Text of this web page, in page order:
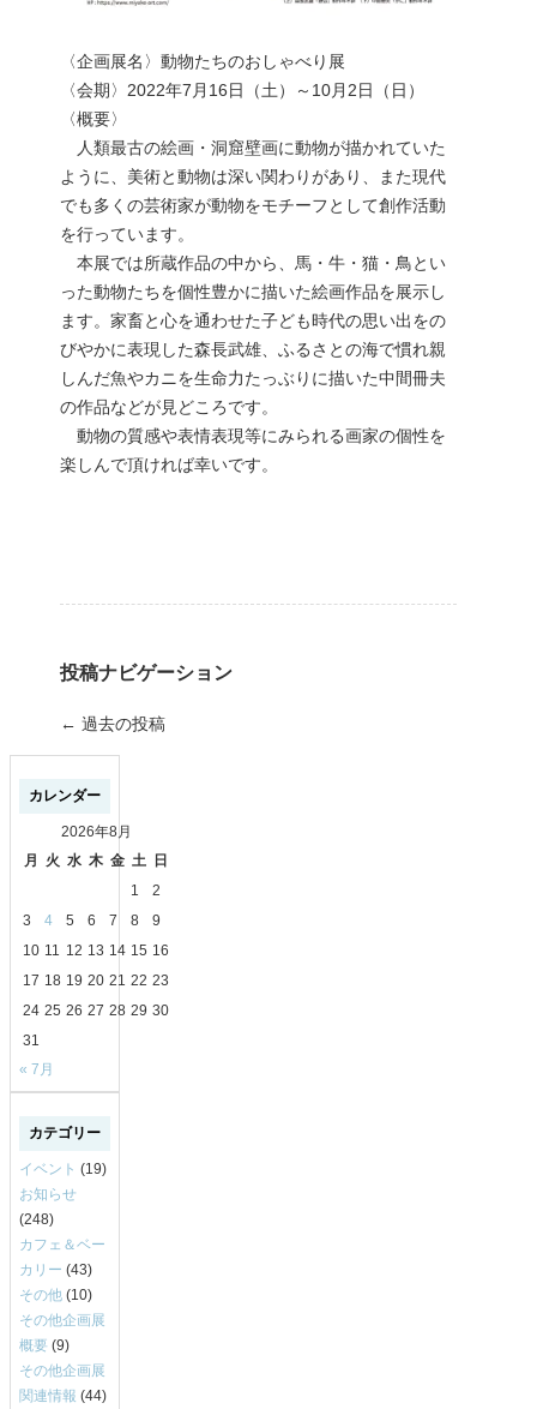
〈企画展名〉動物たちのおしゃべり展
〈会期〉2022年7月16日（土）～10月2日（日）
〈概要〉
人類最古の絵画・洞窟壁画に動物が描かれていた
ように、美術と動物は深い関わりがあり、また現代
でも多くの芸術家が動物をモチーフとして創作活動
を行っています。
本展では所蔵作品の中から、馬・牛・猫・鳥とい
った動物たちを個性豊かに描いた絵画作品を展示し
ます。家畜と心を通わせた子ども時代の思い出をの
びやかに表現した森長武雄、ふるさとの海で慣れ親
しんだ魚やカニを生命力たっぶりに描いた中間冊夫
の作品などが見どころです。
動物の質感や表情表現等にみられる画家の個性を
楽しんで頂ければ幸いです。
投稿ナビゲーション
← 過去の投稿
カレンダー
2026年8月
月
火 水 木 金 土
日
1
2
3
4 5 6 7 8
9
10 11 12 13 14 15 16
17 18 19 20 21 22 23
24 25 26 27 28 29 30
31
« 7月
カテゴリー
イベント (19)
お知らせ
(248)
カフェ＆ベー
カリー (43)
その他 (10)
その他企画展
概要 (9)
その他企画展
関連情報 (44)